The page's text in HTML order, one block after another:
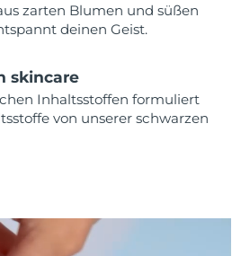
zarten Blumen und süßen
deinen Geist.
skincare
Inhaltsstoffen formuliert
von unserer schwarzen
Erwartete Lieferung
10/08/2026
Erwartete Lieferung